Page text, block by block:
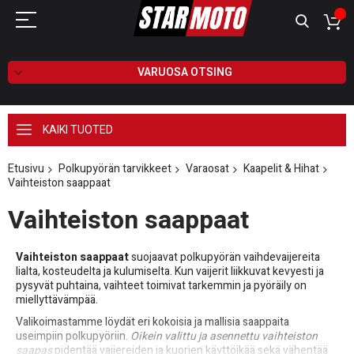
VARUOSA OTSING
KAIKI TUOTED
Etusivu Polkupyörän tarvikkeet Varaosat
Kaapelit & Hihat
Vaihteiston saappaat
Vaihteiston saappaat
Vaihteiston saappaatsuojaavat polkupyörän vaihdevaijereita
lialta, kosteudelta ja kulumiselta. Kun vaijerit liikkuvat kevyesti ja
pysyvät puhtaina, vaihteet toimivat tarkemmin ja pyöräily on
miellyttävämpää.
Valikoimastamme löydät eri kokoisia ja mallisia saappaita
useimpiin polkupyöriin. Oikein valittu ja asennettu vaihteiston
saapaspidentää vaijereiden ja kuorien käyttöikää sekä vähentää